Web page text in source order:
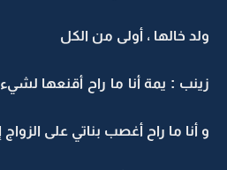
ولد خالها ، أولى من الكل
زينب : يمة أنا ما راح أقنعها لشيء
و أنا ما راح أغصب بناتي على الزواج